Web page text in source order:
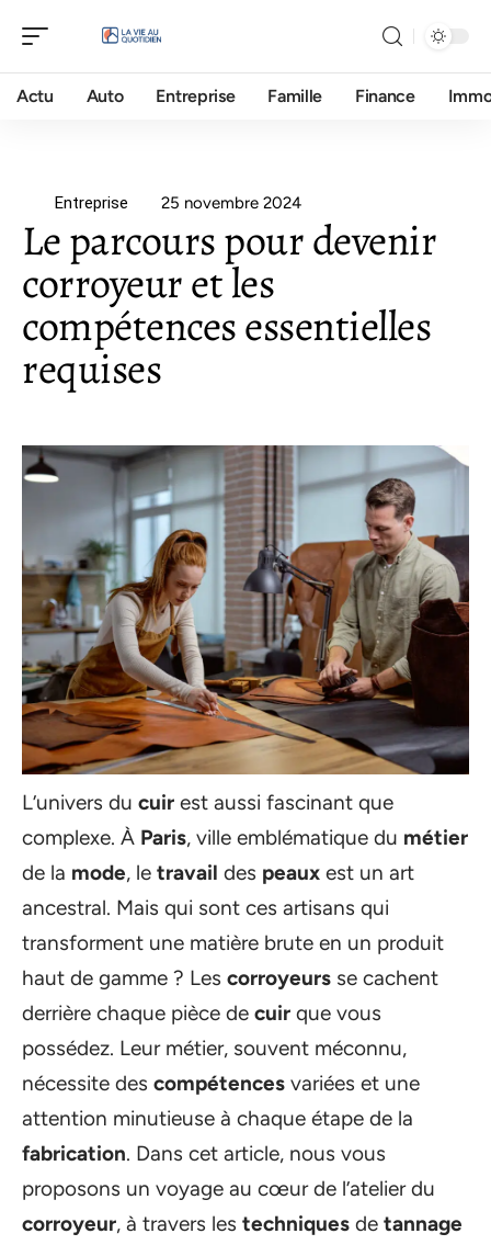
Actu Auto Entreprise Famille Finance
Entreprise 25 novembre 2024
Le parcours pour devenir
corroyeur et les
compétences essentielles
requises
L’univers du cuir est aussi fascinant que
complexe. À Paris, ville emblématique du métier
de la mode, le travail des peaux est un art
ancestral. Mais qui sont ces artisans qui
transforment une matière brute en un produit
haut de gamme ? Les corroyeurs se cachent
derrière chaque pièce de cuir que vous
possédez. Leur métier, souvent méconnu,
nécessite des compétences variées et une
attention minutieuse à chaque étape de la
fabrication. Dans cet article, nous vous
proposons un voyage au cœur de l’atelier du
corroyeur, à travers les techniques de tannage